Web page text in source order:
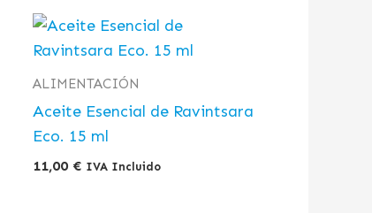
ALIMENTACIÓN
Aceite Esencial de Ravintsara
Eco. 15 ml
11,00 € IVA Incluido